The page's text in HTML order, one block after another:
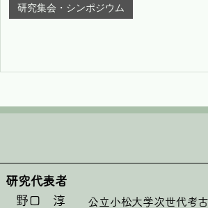
研究集会・シンポジウム
研究代表者
野口 淳
公立小松大学次世代考